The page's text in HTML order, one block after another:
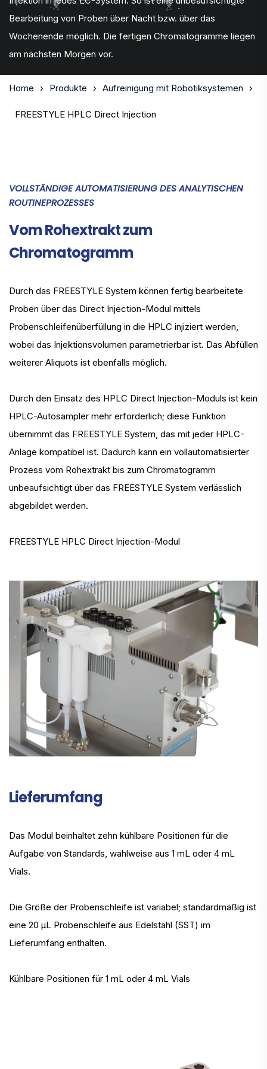
Bearbeitung von Proben über Nacht bzw. über das
Wochenende möglich. Die fertigen Chromatogramme liegen
am nächsten Morgen vor.
Home Produkte Aufreinigung mit Robotiksystemen
FREESTYLE HPLC Direct Injection
VOLLSTÄNDIGE AUTOMATISIERUNG DES ANALYTISCHEN
ROUTINEPROZESSES
Vom Rohextrakt zum
Chromatogramm
Durch das FREESTYLE System können fertig bearbeitete
Proben über das Direct Injection-Modul mittels
Probenschleifenüberfüllung in die HPLC injiziert werden,
wobei das Injektionsvolumen parametrierbar ist. Das Abfüllen
weiterer Aliquots ist ebenfalls möglich.
Durch den Einsatz des HPLC Direct Injection-Moduls ist kein
HPLC-Autosampler mehr erforderlich; diese Funktion
übernimmt das FREESTYLE System, das mit jeder HPLC-
Anlage kompatibel ist. Dadurch kann ein vollautomatisierter
Prozess vom Rohextrakt bis zum Chromatogramm
unbeaufsichtigt über das FREESTYLE System verlässlich
abgebildet werden.
FREESTYLE HPLC Direct Injection-Modul
Lieferumfang
Das Modul beinhaltet zehn kühlbare Positionen für die
Aufgabe von Standards, wahlweise aus 1 mL oder 4 mL
Vials.
Die Größe der Probenschleife ist variabel; standardmäßig ist
eine 20 µL Probenschleife aus Edelstahl (SST) im
Lieferumfang enthalten.
Kühlbare Positionen für 1 mL oder 4 mL Vials